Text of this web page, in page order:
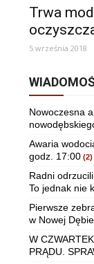
Trwa
5 września 2018
Nowoczesna
Awaria
godz. 17:00 (2)
Radni
To jednak nie
Pierwsze
w Nowej Dębie
W
PRĄDU.